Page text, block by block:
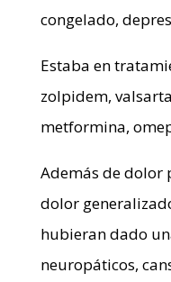
congelado,
Estaba en
zolpidem,
metformina,
Además de dolor
dolor
hubieran dado
neuropáticos,